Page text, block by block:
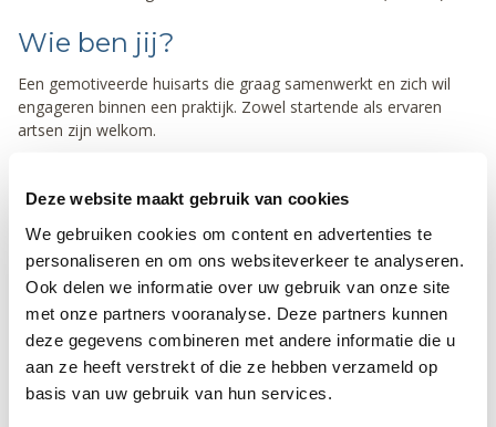
Deze website maakt gebruik van cookies
We gebruiken cookies om content en advertenties te
personaliseren en om ons websiteverkeer te analyseren.
Ook delen we informatie over uw gebruik van onze site
met onze partners vooranalyse. Deze partners kunnen
deze gegevens combineren met andere informatie die u
aan ze heeft verstrekt of die ze hebben verzameld op
basis van uw gebruik van hun services.
Wie ben jij?
Een gemotiveerde huisarts die graag samenwerkt en zich wil
engageren binnen een praktijk. Zowel startende als ervaren
artsen zijn welkom.
📩 Interesse?praktijkdutsel@gmail.com
Informatie
Holsbeek
Extern